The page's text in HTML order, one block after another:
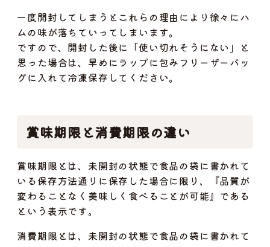
一度開封してしまうとこれらの理由により徐々にハ
ムの味が落ちていってしまいます。
ですので、開封した後に「使い切れそうにない」と
思った場合は、早めにラップに包みフリーザーバッ
グに入れて冷凍保存してください。
賞味期限と消費期限の違い
賞味期限とは、未開封の状態で食品の袋に書かれて
いる保存方法通りに保存した場合に限り、『品質が
変わることなく美味しく食べることが可能』である
という表示です。
消費期限とは、未開封の状態で食品の袋に書かれて